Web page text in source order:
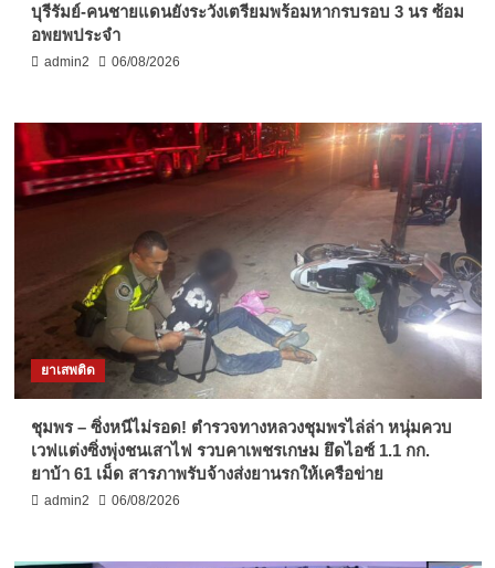
บุรีรัมย์-คนชายแดนยังระวังเตรียมพร้อมหากรบรอบ 3 นร ซ้อม
อพยพประจำ
admin2 06/08/2026
ยาเสพติด
ชุมพร – ซิ่งหนีไม่รอด! ตำรวจทางหลวงชุมพรไล่ล่า หนุ่มควบ
เวฟแต่งซิ่งพุ่งชนเสาไฟ รวบคาเพชรเกษม ยึดไอซ์ 1.1 กก.
ยาบ้า 61 เม็ด สารภาพรับจ้างส่งยานรกให้เครือข่าย
admin2 06/08/2026